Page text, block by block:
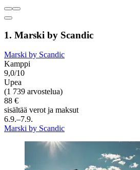
1. Marski by Scandic
Marski by Scandic
Kamppi
9,0/10
Upea
(1 739 arvostelua)
88 €
sisältää verot ja maksut
6.9.–7.9.
Marski by Scandic